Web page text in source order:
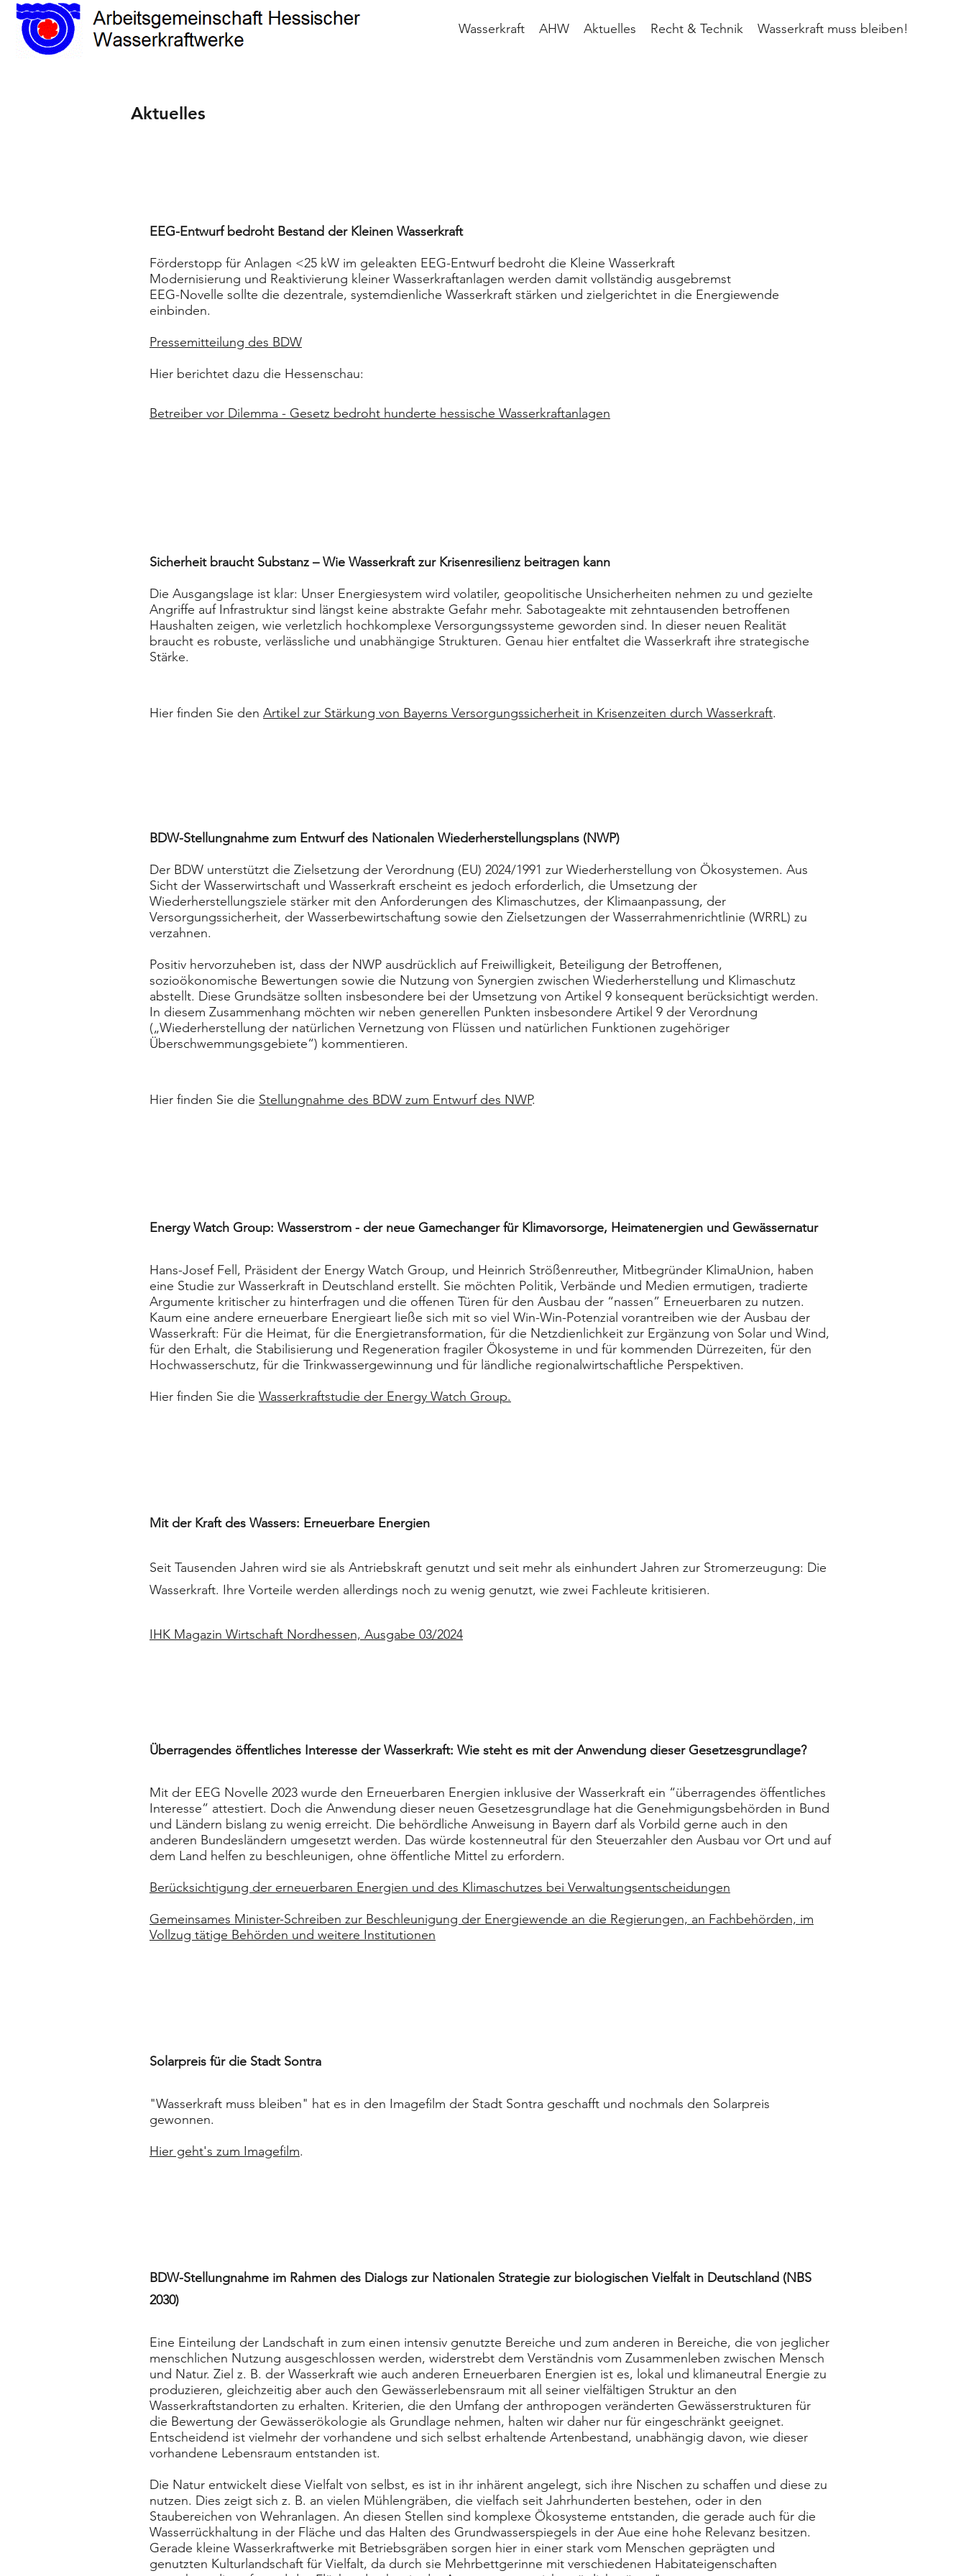
Wasserkraft AHW Aktuelles Recht & Technik Wasserkraft muss bleiben!
Aktuelles
EEG-Entwurf bedroht Bestand der Kleinen Wasserkraft
Förderstopp für Anlagen <25 kW im geleakten EEG-Entwurf bedroht die Kleine Wasserkraft
Modernisierung und Reaktivierung kleiner Wasserkraftanlagen werden damit vollständig ausgebremst
EEG-Novelle sollte die dezentrale, systemdienliche Wasserkraft stärken und zielgerichtet in die Energiewende
einbinden.
Pressemitteilung des BDW
Hier berichtet dazu die Hessenschau:
Betreiber vor Dilemma - Gesetz bedroht hunderte hessische Wasserkraftanlagen
Sicherheit braucht Substanz – Wie Wasserkraft zur Krisenresilienz beitragen kann
Die Ausgangslage ist klar: Unser Energiesystem wird volatiler, geopolitische Unsicherheiten nehmen zu und gezielte
Angriffe auf Infrastruktur sind längst keine abstrakte Gefahr mehr. Sabotageakte mit zehntausenden betroffenen
Haushalten zeigen, wie verletzlich hochkomplexe Versorgungssysteme geworden sind. In dieser neuen Realität
braucht es robuste, verlässliche und unabhängige Strukturen. Genau hier entfaltet die Wasserkraft ihre strategische
Stärke.
Hier finden Sie den Artikel zur Stärkung von Bayerns Versorgungssicherheit in Krisenzeiten durch Wasserkraft.
BDW-Stellungnahme zum Entwurf des Nationalen Wiederherstellungsplans (NWP)
Der BDW unterstützt die Zielsetzung der Verordnung (EU) 2024/1991 zur Wiederherstellung von Ökosystemen. Aus
Sicht der Wasserwirtschaft und Wasserkraft erscheint es jedoch erforderlich, die Umsetzung der
Wiederherstellungsziele stärker mit den Anforderungen des Klimaschutzes, der Klimaanpassung, der
Versorgungssicherheit, der Wasserbewirtschaftung sowie den Zielsetzungen der Wasserrahmenrichtlinie (WRRL) zu
verzahnen.
Positiv hervorzuheben ist, dass der NWP ausdrücklich auf Freiwilligkeit, Beteiligung der Betroffenen,
sozioökonomische Bewertungen sowie die Nutzung von Synergien zwischen Wiederherstellung und Klimaschutz
abstellt. Diese Grundsätze sollten insbesondere bei der Umsetzung von Artikel 9 konsequent berücksichtigt werden.
In diesem Zusammenhang möchten wir neben generellen Punkten insbesondere Artikel 9 der Verordnung
(„Wiederherstellung der natürlichen Vernetzung von Flüssen und natürlichen Funktionen zugehöriger
Überschwemmungsgebiete“) kommentieren.
Hier finden Sie die Stellungnahme des BDW zum Entwurf des NWP.
Energy Watch Group: Wasserstrom - der neue Gamechanger für Klimavorsorge, Heimatenergien und Gewässernatur
Hans-Josef Fell, Präsident der Energy Watch Group, und Heinrich Strößenreuther, Mitbegründer KlimaUnion, haben
eine Studie zur Wasserkraft in Deutschland erstellt. Sie möchten Politik, Verbände und Medien ermutigen, tradierte
Argumente kritischer zu hinterfragen und die offenen Türen für den Ausbau der “nassen” Erneuerbaren zu nutzen.
Kaum eine andere erneuerbare Energieart ließe sich mit so viel Win-Win-Potenzial vorantreiben wie der Ausbau der
Wasserkraft: Für die Heimat, für die Energietransformation, für die Netzdienlichkeit zur Ergänzung von Solar und Wind,
für den Erhalt, die Stabilisierung und Regeneration fragiler Ökosysteme in und für kommenden Dürrezeiten, für den
Hochwasserschutz, für die Trinkwassergewinnung und für ländliche regionalwirtschaftliche Perspektiven.
Hier finden Sie die Wasserkraftstudie der Energy Watch Group.
Mit der Kraft des Wassers: Erneuerbare Energien
Seit Tausenden Jahren wird sie als Antriebskraft genutzt und seit mehr als einhundert Jahren zur Stromerzeugung: Die
Wasserkraft. Ihre Vorteile werden allerdings noch zu wenig genutzt, wie zwei Fachleute kritisieren.
IHK Magazin Wirtschaft Nordhessen, Ausgabe 03/2024
Überragendes öffentliches Interesse der Wasserkraft: Wie steht es mit der Anwendung dieser Gesetzesgrundlage?
Mit der EEG Novelle 2023 wurde den Erneuerbaren Energien inklusive der Wasserkraft ein “überragendes öffentliches
Interesse” attestiert. Doch die Anwendung dieser neuen Gesetzesgrundlage hat die Genehmigungsbehörden in Bund
und Ländern bislang zu wenig erreicht. Die behördliche Anweisung in Bayern darf als Vorbild gerne auch in den
anderen Bundesländern umgesetzt werden. Das würde kostenneutral für den Steuerzahler den Ausbau vor Ort und auf
dem Land helfen zu beschleunigen, ohne öffentliche Mittel zu erfordern.
Berücksichtigung der erneuerbaren Energien und des Klimaschutzes bei Verwaltungsentscheidungen
Gemeinsames Minister-Schreiben zur Beschleunigung der Energiewende an die Regierungen, an Fachbehörden, im
Vollzug tätige Behörden und weitere Institutionen
Solarpreis für die Stadt Sontra
"Wasserkraft muss bleiben" hat es in den Imagefilm der Stadt Sontra geschafft und nochmals den Solarpreis
gewonnen.
Hier geht's zum Imagefilm.
BDW-Stellungnahme im Rahmen des Dialogs zur Nationalen Strategie zur biologischen Vielfalt in Deutschland (NBS
2030)
Eine Einteilung der Landschaft in zum einen intensiv genutzte Bereiche und zum anderen in Bereiche, die von jeglicher
menschlichen Nutzung ausgeschlossen werden, widerstrebt dem Verständnis vom Zusammenleben zwischen Mensch
und Natur. Ziel z. B. der Wasserkraft wie auch anderen Erneuerbaren Energien ist es, lokal und klimaneutral Energie zu
produzieren, gleichzeitig aber auch den Gewässerlebensraum mit all seiner vielfältigen Struktur an den
Wasserkraftstandorten zu erhalten. Kriterien, die den Umfang der anthropogen veränderten Gewässerstrukturen für
die Bewertung der Gewässerökologie als Grundlage nehmen, halten wir daher nur für eingeschränkt geeignet.
Entscheidend ist vielmehr der vorhandene und sich selbst erhaltende Artenbestand, unabhängig davon, wie dieser
vorhandene Lebensraum entstanden ist.
Die Natur entwickelt diese Vielfalt von selbst, es ist in ihr inhärent angelegt, sich ihre Nischen zu schaffen und diese zu
nutzen. Dies zeigt sich z. B. an vielen Mühlengräben, die vielfach seit Jahrhunderten bestehen, oder in den
Staubereichen von Wehranlagen. An diesen Stellen sind komplexe Ökosysteme entstanden, die gerade auch für die
Wasserrückhaltung in der Fläche und das Halten des Grundwasserspiegels in der Aue eine hohe Relevanz besitzen.
Gerade kleine Wasserkraftwerke mit Betriebsgräben sorgen hier in einer stark vom Menschen geprägten und
genutzten Kulturlandschaft für Vielfalt, da durch sie Mehrbettgerinne mit verschiedenen Habitateigenschaften